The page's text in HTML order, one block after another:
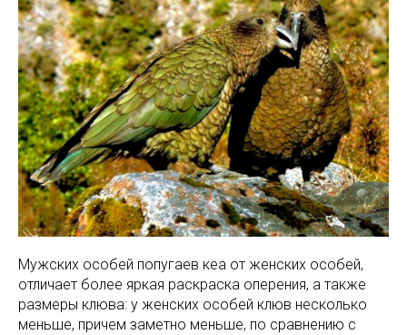
Мужских особей попугаев кеа от женских особей,
отличает более яркая раскраска оперения, а также
размеры клюва: у женских особей клюв несколько
меньше, причем заметно меньше, по сравнению с